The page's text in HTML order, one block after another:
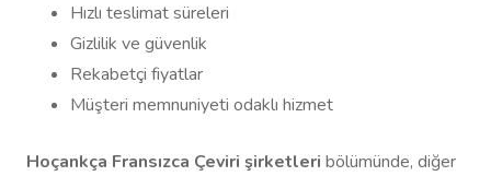
Hızlı teslimat süreleri
Gizlilik ve güvenlik
Rekabetçi fiyatlar
Müşteri memnuniyeti odaklı hizmet
Hoçankça Fransızca Çeviri şirketleri bölümünde, diğer